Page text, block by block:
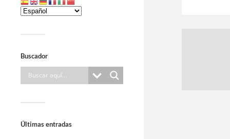
Buscador
Últimas entradas